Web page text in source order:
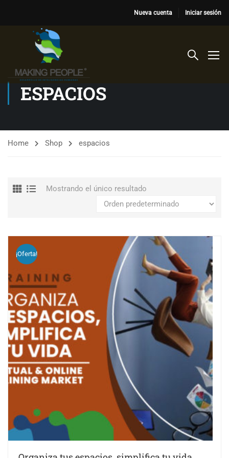
Nueva cuenta Iniciar sesión
ESPACIOS
Home Shop espacios
Mostrando el único resultado
¡Oferta!